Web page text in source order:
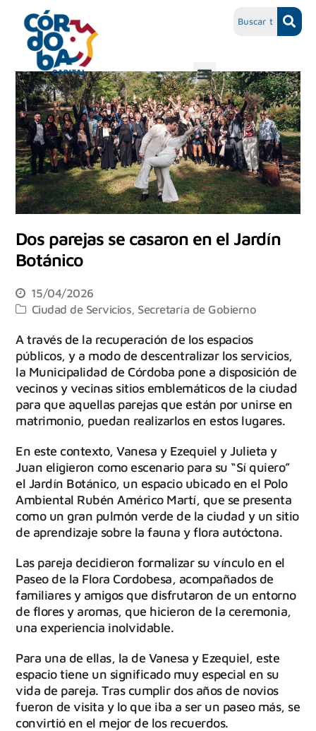
Dos parejas se casaron en el Jardín
Botánico
15/04/2026
Ciudad de Servicios Secretaría de Gobierno
A través de la recuperación de los espacios
públicos, y a modo de descentralizar los servicios,
la Municipalidad de Córdoba pone a disposición de
vecinos y vecinas sitios emblemáticos de la ciudad
para que aquellas parejas que están por unirse en
matrimonio, puedan realizarlos en estos lugares.
En este contexto, Vanesa y Ezequiel y Julieta y
Juan eligieron como escenario para su “Sí quiero”
el Jardín Botánico, un espacio ubicado en el Polo
Ambiental Rubén Américo Martí, que se presenta
como un gran pulmón verde de la ciudad y un sitio
de aprendizaje sobre la fauna y flora autóctona.
Las pareja decidieron formalizar su vínculo en el
Paseo de la Flora Cordobesa, acompañados de
familiares y amigos que disfrutaron de un entorno
de flores y aromas, que hicieron de la ceremonia,
una experiencia inolvidable.
Para una de ellas, la de Vanesa y Ezequiel, este
espacio tiene un significado muy especial en su
vida de pareja. Tras cumplir dos años de novios
fueron de visita y lo que iba a ser un paseo más, se
convirtió en el mejor de los recuerdos.